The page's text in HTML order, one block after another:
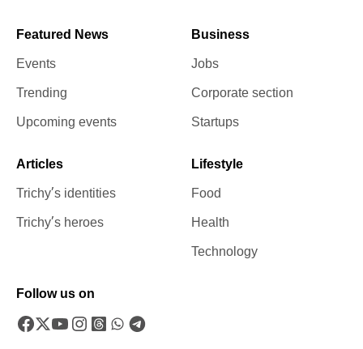
Featured News
Events
Trending
Upcoming events
Business
Jobs
Corporate section
Startups
Articles
Trichy’s identities
Trichy’s heroes
Lifestyle
Food
Health
Technology
Follow us on